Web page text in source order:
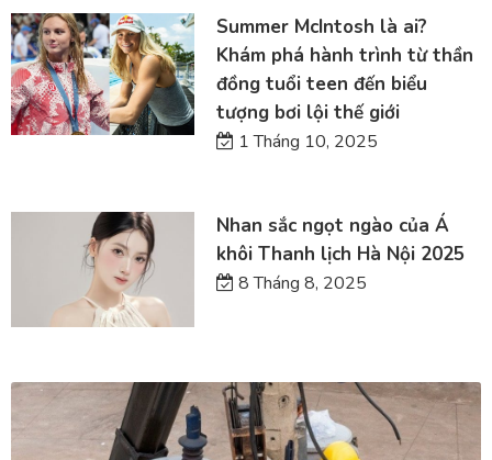
Summer McIntosh là ai?
Khám phá hành trình từ thần
đồng tuổi teen đến biểu
tượng bơi lội thế giới
1 Tháng 10, 2025
Nhan sắc ngọt ngào của Á
khôi Thanh lịch Hà Nội 2025
8 Tháng 8, 2025